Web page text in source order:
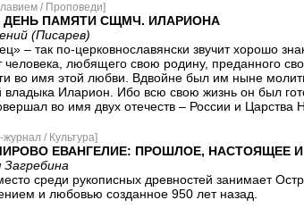
/ Проповеди]
ДЕНЬ ПАМЯТИ СЩМЧ. ИЛАРИОНА
(Писарев)
– так по-церковнославянски звучит хорошо
любящего свою родину, преданного
во имя этой любви. Вдвойне был им ныне
владыка Иларион. Ибо всю свою жизнь он был
во имя двух отечеств – России и Царства
/ Культура]
ЕВАНГЕЛИЕ: ПРОШЛОЕ, НАСТОЯЩЕЕ
среди рукописных древностей занимает
и любовью созданное 950 лет назад.